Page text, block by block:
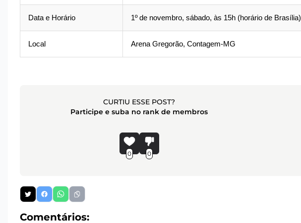
Data e Horário 1º de novembro, sábado, às 15h (horário de Brasília)
Local Arena Gregorão, Contagem-MG
CURTIU ESSE POST?
Participe e suba no rank de membros
0 0
Comentários: